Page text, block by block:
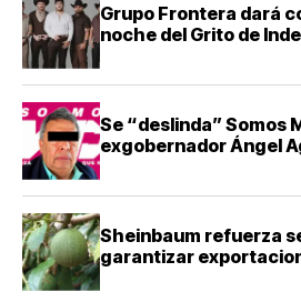
Grupo Frontera dará
noche del Grito de
Se “deslinda” Somos
exgobernador Ángel
Sheinbaum refuerza
garantizar